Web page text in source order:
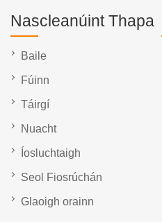
Nascleanúint Thapa
Baile
Fúinn
Táirgí
Nuacht
Íosluchtaigh
Seol Fiosrúchán
Glaoigh orainn